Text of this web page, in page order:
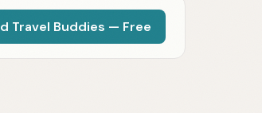
Travel Buddies — Free